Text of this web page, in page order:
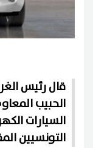
قال رئيس
الحبيب
السيارات
التونسيين